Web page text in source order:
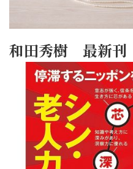
和田秀樹 最新刊